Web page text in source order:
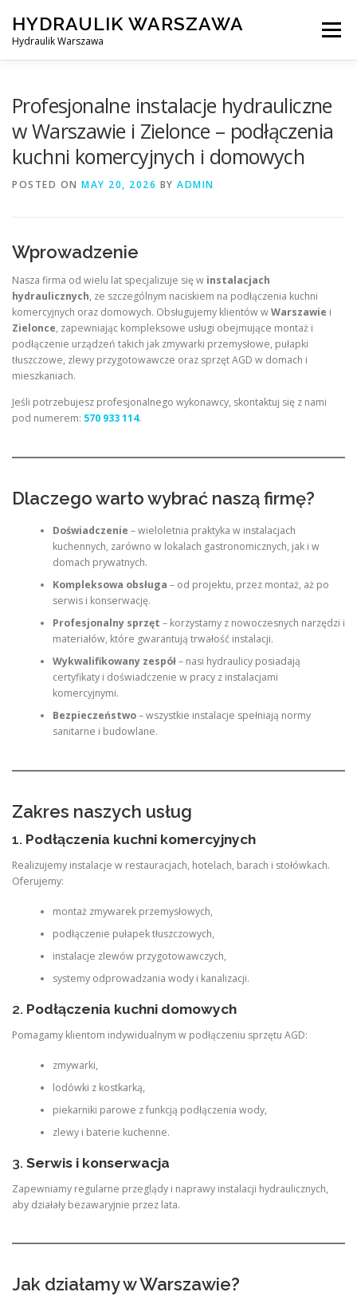
content
HYDRAULIK WARSZAWA
Hydraulik Warszawa
Menu
OBSŁUGIWANE LOKALIZACJE – WARSZAWA I OKOLICE
Profesjonalne instalacje hydrauliczne
w Warszawie i Zielonce – podłączenia
kuchni komercyjnych i domowych
POSTED ON MAY 20, 2026 BY ADMIN
Wprowadzenie
Nasza firma od wielu lat specjalizuje się w instalacjach
hydraulicznych, ze szczególnym naciskiem na podłączenia kuchni
komercyjnych oraz domowych. Obsługujemy klientów wWarszawie i
Zielonce, zapewniając kompleksowe usługi obejmujące montaż i
podłączenie urządzeń takich jak zmywarki przemysłowe, pułapki
tłuszczowe, zlewy przygotowawcze oraz sprzęt AGD w domach i
mieszkaniach.
Jeśli potrzebujesz profesjonalnego wykonawcy, skontaktuj się z nami
pod numerem: 570 933 114.
Dlaczego warto wybrać naszą firmę?
Doświadczenie – wieloletnia praktyka w instalacjach
kuchennych, zarówno w lokalach gastronomicznych, jak i w
domach prywatnych.
Kompleksowa obsługa – od projektu, przez montaż, aż po
serwis i konserwację.
Profesjonalny sprzęt – korzystamy z nowoczesnych narzędzi i
materiałów, które gwarantują trwałość instalacji.
Wykwalifikowany zespół– nasi hydraulicy posiadają
certyfikaty i doświadczenie w pracy z instalacjami
komercyjnymi.
Bezpieczeństwo– wszystkie instalacje spełniają normy
sanitarne i budowlane.
Zakres naszych usług
1. Podłączenia kuchni komercyjnych
Realizujemy instalacje w restauracjach, hotelach, barach i stołówkach.
Oferujemy:
montaż zmywarek przemysłowych,
podłączenie pułapek tłuszczowych,
instalacje zlewów przygotowawczych,
systemy odprowadzania wody i kanalizacji.
2. Podłączenia kuchni domowych
Pomagamy klientom indywidualnym w podłączeniu sprzętu AGD:
zmywarki,
lodówki z kostkarką,
piekarniki parowe z funkcją podłączenia wody,
zlewy i baterie kuchenne.
3. Serwis i konserwacja
Zapewniamy regularne przeglądy i naprawy instalacji hydraulicznych,
aby działały bezawaryjnie przez lata.
Jak działamy w Warszawie?